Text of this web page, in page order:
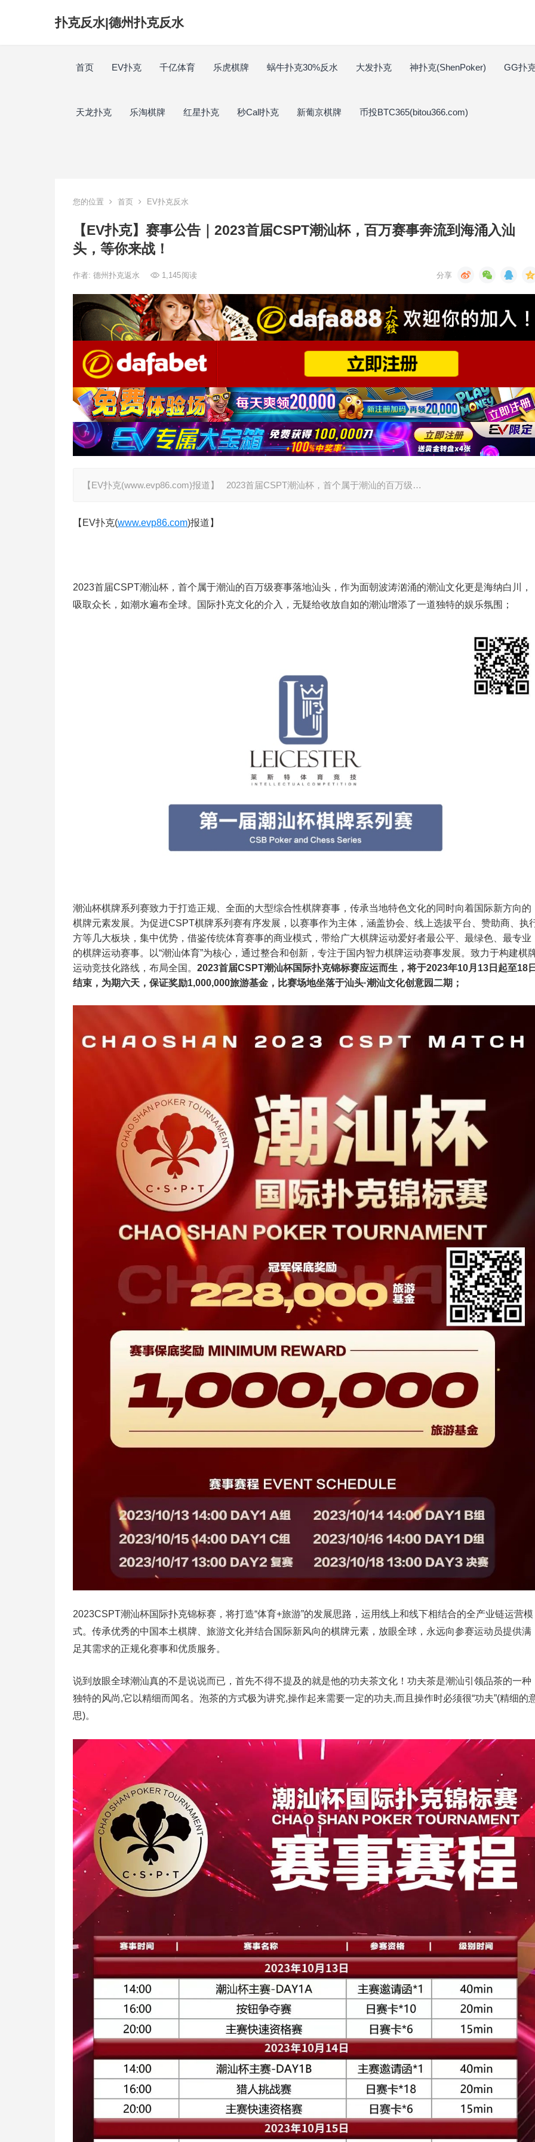
扑克反水|德州扑克反水
首页 EV扑克 千亿体育 乐虎棋牌 蜗牛扑克30%反水 大发扑克 神扑克(ShenPoker) GG扑
天龙扑克 乐淘棋牌 红星扑克 秒Call扑克 新葡京棋牌 币投BTC365(bitou366.com)
您的位置 首页 EV扑克反水
【EV扑克】赛事公告｜2023首届CSPT潮汕杯，百万赛事奔流到海涌入汕
头，等你来战！
作者: 德州扑克返水 1,145阅读
【EV扑克(www.evp86.com)报道】 2023首届CSPT潮汕杯，首个属于潮汕的百万级…
【EV扑克(www.evp86.com)报道】
2023首届CSPT潮汕杯，首个属于潮汕的百万级赛事落地汕头，作为面朝波涛汹涌的潮汕文化更是海纳白川，
吸取众长，如潮水遍布全球。国际扑克文化的介入，无疑给收放自如的潮汕增添了一道独特的娱乐氛围；
潮汕杯棋牌系列赛致力于打造正规、全面的大型综合性棋牌赛事，传承当地特色文化的同时向着国际新方向的
棋牌元素发展。为促进CSPT棋牌系列赛有序发展，以赛事作为主体，涵盖协会、线上选拔平台、赞助商、执
方等几大板块，集中优势，借鉴传统体育赛事的商业模式，带给广大棋牌运动爱好者最公平、最绿色、最专业
的棋牌运动赛事。以“潮汕体育”为核心，通过整合和创新，专注于国内智力棋牌运动赛事发展。致力于构建棋
运动竞技化路线，布局全国。 2023首届CSPT潮汕杯国际扑克锦标赛应运而生，将于2023年10月13日起至18
结束，为期六天，保证奖励1,000,000旅游基金，比赛场地坐落于汕头·潮汕文化创意园二期；
2023CSPT潮汕杯国际扑克锦标赛，将打造“体育+旅游”的发展思路，运用线上和线下相结合的全产业链运营模
式。传承优秀的中国本土棋牌、旅游文化并结合国际新风向的棋牌元素，放眼全球，永远向参赛运动员提供满
足其需求的正规化赛事和优质服务。
说到放眼全球潮汕真的不是说说而已，首先不得不提及的就是他的功夫茶文化！功夫茶是潮汕引领品茶的一种
独特的风尚,它以精细而闻名。泡茶的方式极为讲究,操作起来需要一定的功夫,而且操作时必须很“功夫”(精细的
思)。